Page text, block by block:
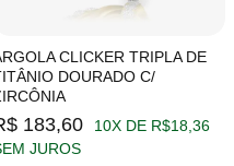
CLICKER TRIPLA DE
DOURADO C/
183,60
10X DE R$18,36
JUROS